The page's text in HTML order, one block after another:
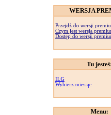
WERSJA
Przejdź do wersji
Czym jest wersja
Dostęp do wersji
Tu jesteś:
ILG
Wybierz miesiąc
Menu: